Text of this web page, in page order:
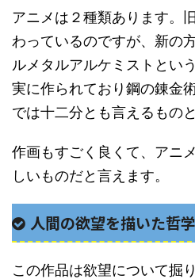
アニメは２種類あります。
わっているのですが、新の
ルメタルアルケミストとい
実に作られており鋼の錬金
では十二分とも言えるもの
作画もすごく良くて、アニ
しいものだと言えます。
人間の欲望を描いた哲
この作品は欲望について掘